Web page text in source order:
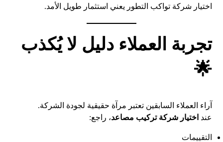
اختيار شركة تواكب التطور يعني استثمار طويل الأمد.
تجربة العملاء دليل لا يُكذب
🌟
آراء العملاء السابقين تعتبر مرآة حقيقية لجودة الشركة.
عند اختيار شركة تركيب مصاعد، راجع:
التقييمات